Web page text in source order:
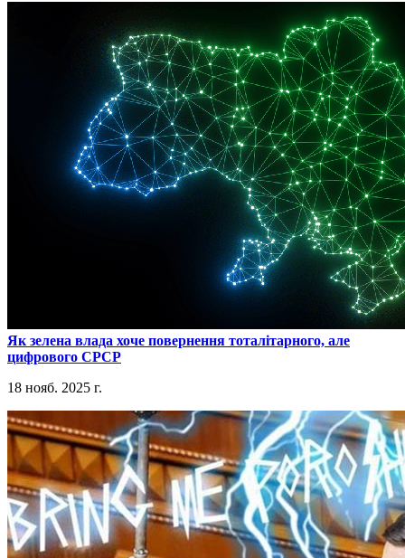
​Як зелена влада хоче повернення тоталітарного, але
цифрового СРСР
18 нояб. 2025 г.